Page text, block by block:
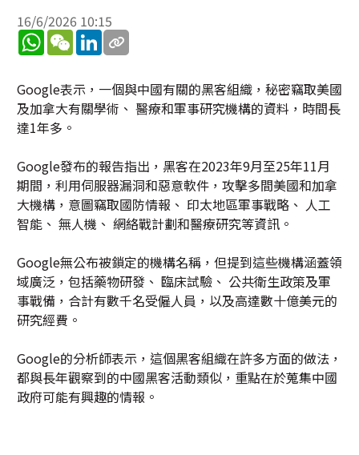
16/6/2026 10:15
WhatsApp
WeChatLinkedIn
Google表示，一個與中國有關的黑客組織，秘密竊取美國
及加拿大有關學術、 醫療和軍事研究機構的資料，時間長
達1年多。
Google發布的報告指出，黑客在2023年9月至25年11月
期間，利用伺服器漏洞和惡意軟件，攻擊多間美國和加拿
大機構，意圖竊取國防情報、 印太地區軍事戰略、 人工
智能、 無人機、 網絡戰計劃和醫療研究等資訊。
Google無公布被鎖定的機構名稱，但提到這些機構涵蓋領
域廣泛，包括藥物研發、 臨床試驗、 公共衛生政策及軍
事戰備，合計有數千名受僱人員，以及高達數十億美元的
研究經費。
Google的分析師表示，這個黑客組織在許多方面的做法，
都與長年觀察到的中國黑客活動類似，重點在於蒐集中國
政府可能有興趣的情報。